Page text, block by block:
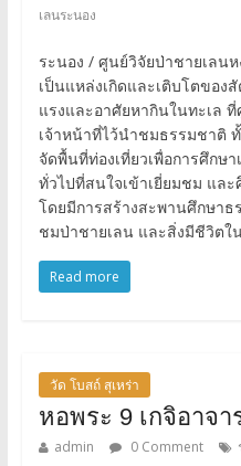
เลนระนอง
ระนอง / ศูนย์วิจัยป่าชายเลน
เป็นแหล่งเกิดและเติบโตขอ
แรงและอาศัยหากินในทะเล
เจ้าหน้าที่ไว้นำชมธรรมชาติ
จัดพื้นที่ท่องเที่ยวเพื่อการศึกษ
ทั่วไปที่สนใจเข้าเยี่ยมชม และ
โดยมีการสร้างสะพานศึกษาธ
ชมป่าชายเลน และสิ่งมีชีวิตใ
Read more
วัด โบสถ์ สุเหร่า
หอพระ 9 เกจิอาจา
admin 0 Comment